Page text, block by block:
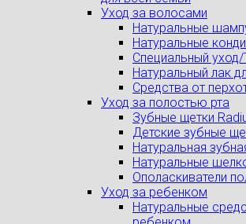
Уход за волосами
Натуральные
Натуральные
Специальный
Натуральный лак
Средства от
Уход за полостью рта
Зубные щетки
Детские зубные
Натуральная
Натуральные
Ополаскиватели
Уход за ребенком
Натуральные